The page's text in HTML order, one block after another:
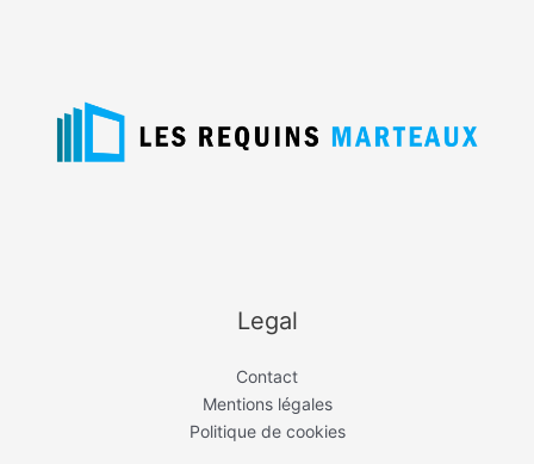
Legal
Contact
Mentions légales
Politique de cookies